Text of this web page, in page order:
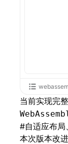
当前实现完
#自适应布
本次版本改